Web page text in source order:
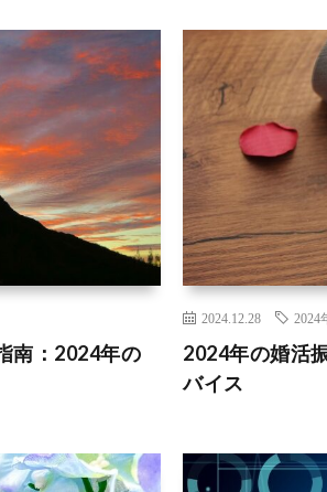
南：2024年の
2024.12.28 2024
2024年の婚活
バイス